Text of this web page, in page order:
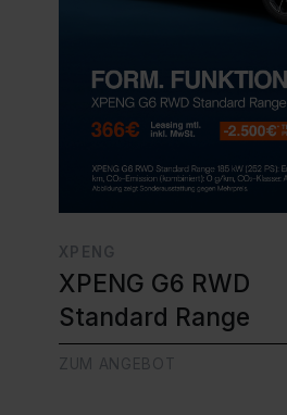
XPENG
XPENG G6 RWD
Standard Range
ZUM ANGEBOT